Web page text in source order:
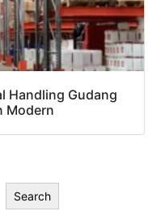
Handling Gudang
Modern
Search